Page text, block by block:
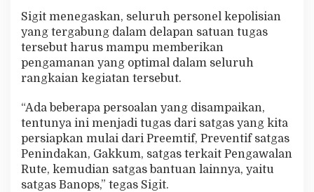
Sigit menegaskan, seluruh personel kepolisian
yang tergabung dalam delapan satuan tugas
tersebut harus mampu memberikan
pengamanan yang optimal dalam seluruh
rangkaian kegiatan tersebut.
“Ada beberapa persoalan yang disampaikan,
tentunya ini menjadi tugas dari satgas yang kita
persiapkan mulai dari Preemtif, Preventif satgas
Penindakan, Gakkum, satgas terkait Pengawalan
Rute, kemudian satgas bantuan lainnya, yaitu
satgas Banops,” tegas Sigit.